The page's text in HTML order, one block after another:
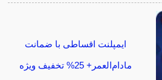
ایمپلنت اقساطی با ضمانت
مادام‌العمر+ 25% تخفیف ویژه